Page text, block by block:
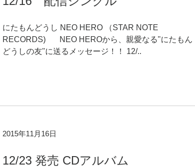
にたもんどうし NEO HERO （STAR NOTE
RECORDS) NEO HEROから、親愛なる"にたもん
どうしの友"に送るメッセージ！！ 12/..
2015年11月16日
12/23 発売 CDアルバム